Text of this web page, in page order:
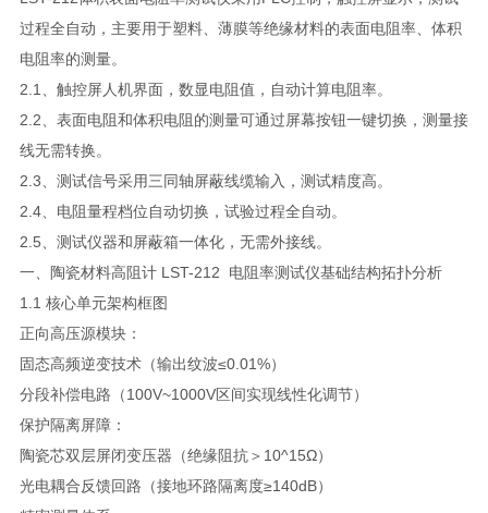
过程全自动，主要用于塑料、薄膜等绝缘材料的表面电阻率、体积
电阻率的测量。
2.1、触控屏人机界面，数显电阻值，自动计算电阻率。
2.2、表面电阻和体积电阻的测量可通过屏幕按钮一键切换，测量接
线无需转换。
2.3、测试信号采用三同轴屏蔽线缆输入，测试精度高。
2.4、电阻量程档位自动切换，试验过程全自动。
2.5、测试仪器和屏蔽箱一体化，无需外接线。
一、陶瓷材料高阻计 LST-212 电阻率测试仪基础结构拓扑分析
1.1 核心单元架构框图
正向高压源模块：
固态高频逆变技术（输出纹波≤0.01%）
分段补偿电路（100V~1000V区间实现线性化调节）
保护隔离屏障：
陶瓷芯双层屏闭变压器（绝缘阻抗＞10^15Ω）
光电耦合反馈回路（接地环路隔离度≥140dB）